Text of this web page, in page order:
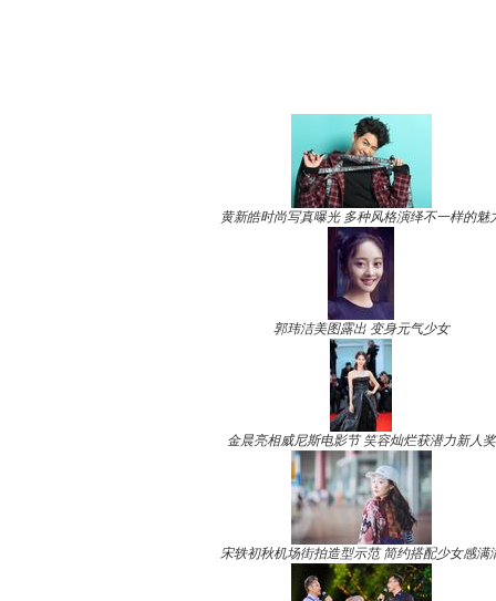
黄新皓时尚写真曝光 多种风格演绎不一样的魅
郭玮洁美图露出 变身元气少女
金晨亮相威尼斯电影节 笑容灿烂获潜力新人奖
宋轶初秋机场街拍造型示范 简约搭配少女感满